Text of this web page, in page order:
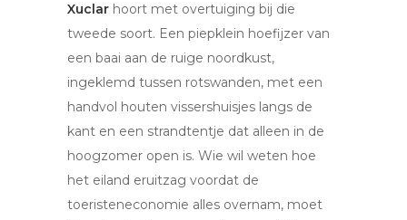
Xuclar hoort met overtuiging bij die
tweede soort. Een piepklein hoefijzer van
een baai aan de ruige noordkust,
ingeklemd tussen rotswanden, met een
handvol houten vissershuisjes langs de
kant en een strandtentje dat alleen in de
hoogzomer open is. Wie wil weten hoe
het eiland eruitzag voordat de
toeristeneconomie alles overnam, moet